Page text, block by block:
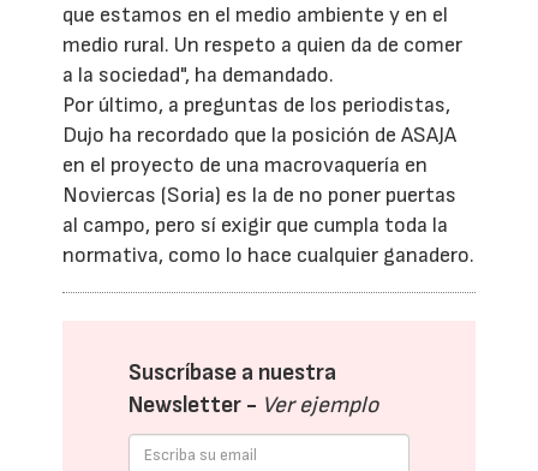
que estamos en el medio ambiente y en el
medio rural. Un respeto a quien da de comer
a la sociedad", ha demandado.
Por último, a preguntas de los periodistas,
Dujo ha recordado que la posición de ASAJA
en el proyecto de una macrovaquería en
Noviercas (Soria) es la de no poner puertas
al campo, pero sí exigir que cumpla toda la
normativa, como lo hace cualquier ganadero.
Suscríbase a nuestra
Newsletter - Ver ejemplo